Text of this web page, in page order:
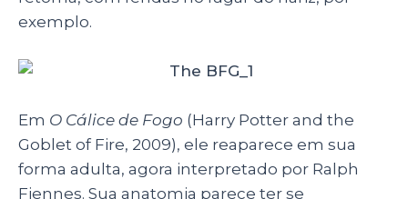
exemplo.
Em O Cálice de Fogo (Harry Potter and the
Goblet of Fire, 2009), ele reaparece em sua
forma adulta, agora interpretado por Ralph
Fiennes. Sua anatomia parece ter se